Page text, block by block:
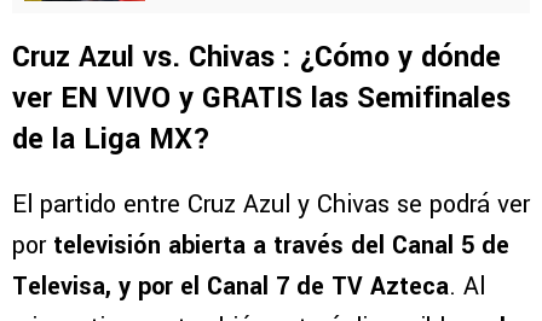
Cruz Azul vs. Chivas : ¿Cómo y dónde
ver EN VIVO y GRATIS las Semifinales
de la Liga MX?
El partido entre Cruz Azul y Chivas se podrá ver
por televisión abierta a través del Canal 5 de
Televisa, y por el Canal 7 de TV Azteca. Al